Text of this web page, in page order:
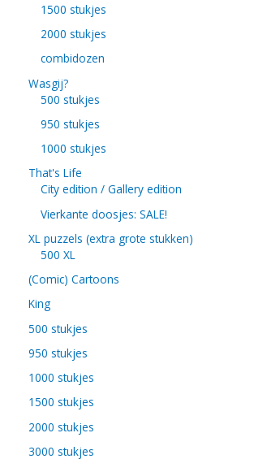
1500 stukjes
2000 stukjes
combidozen
Wasgij?
500 stukjes
950 stukjes
1000 stukjes
That's Life
City edition / Gallery edition
Vierkante doosjes: SALE!
XL puzzels (extra grote stukken)
500 XL
(Comic) Cartoons
King
500 stukjes
950 stukjes
1000 stukjes
1500 stukjes
2000 stukjes
3000 stukjes